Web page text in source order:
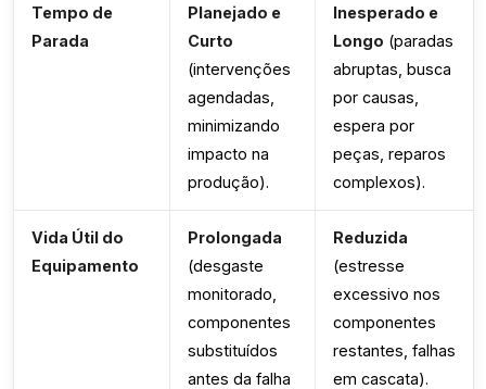
Tempo de
Parada
Planejado e
Curto
(intervenções
agendadas,
minimizando
impacto na
produção).
Inesperado e
Longo (paradas
abruptas, busca
por causas,
espera por
peças, reparos
complexos).
Vida Útil do
Equipamento
Prolongada
(desgaste
monitorado,
componentes
substituídos
antes da falha
Reduzida
(estresse
excessivo nos
componentes
restantes, falhas
em cascata).